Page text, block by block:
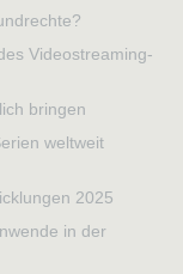
Videostreaming-
bringen
weltweit
2025
in der